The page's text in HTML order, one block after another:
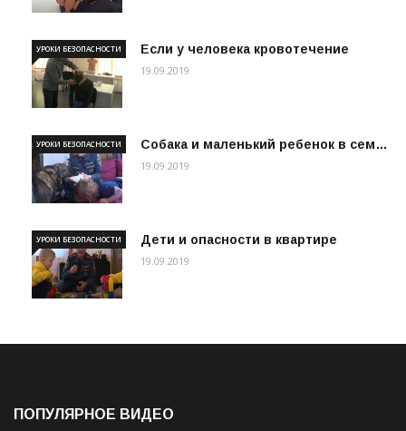
Если у человека кровотечение
УРОКИ БЕЗОПАСНОСТИ
19.09.2019
Собака и маленький ребенок в сем…
УРОКИ БЕЗОПАСНОСТИ
19.09.2019
Дети и опасности в квартире
УРОКИ БЕЗОПАСНОСТИ
19.09.2019
ПОПУЛЯРНОЕ ВИДЕО